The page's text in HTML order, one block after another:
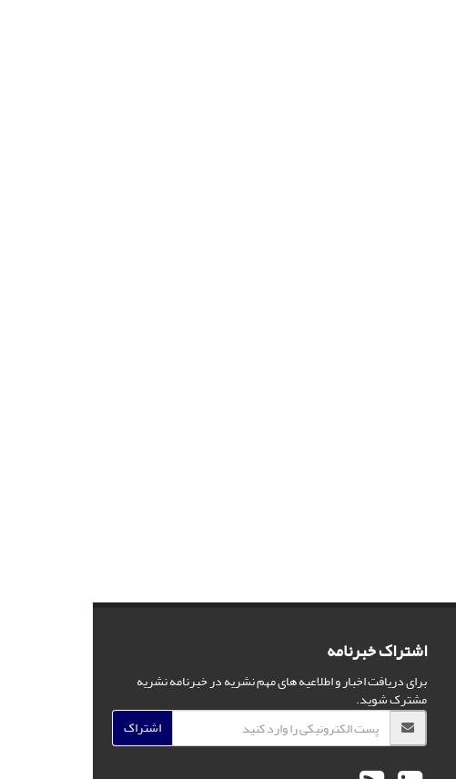
اشتراک خبرنامه
برای دریافت اخبار و اطلاعیه های مهم نشریه در خبرنامه نشریه
مشترک شوید.
اشتراک